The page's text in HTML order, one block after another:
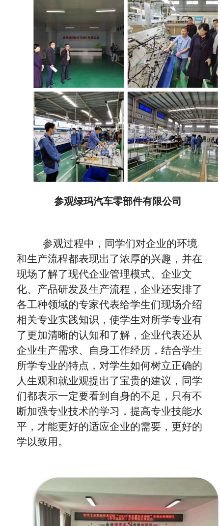
参观绿玛汽车零部件有限公司
参观过程中 ， 同学们对企业的环境
和生产流程都表现出了浓厚的兴趣 ， 并在
现场了解了现代企业管理模式、企业文
化、产品研发及生产流程，企业还安排了
各工种领域的专家代表给学生们现场介绍
相关专业实践知识， 使学生对所学专业有
了更加清晰的认知和了解，企业代表还从
企业生产需求、自身工作经历，结合学生
所学专业的特点，对学生如何树立正确的
人生观和就业观提出了宝贵的建议，同学
们都表示一定要看到 自身的不足， 只有不
断加强专业技术的学习 ， 提高专业技能水
平，才能更好的适应企业的需要 ， 更好的
学以致用。